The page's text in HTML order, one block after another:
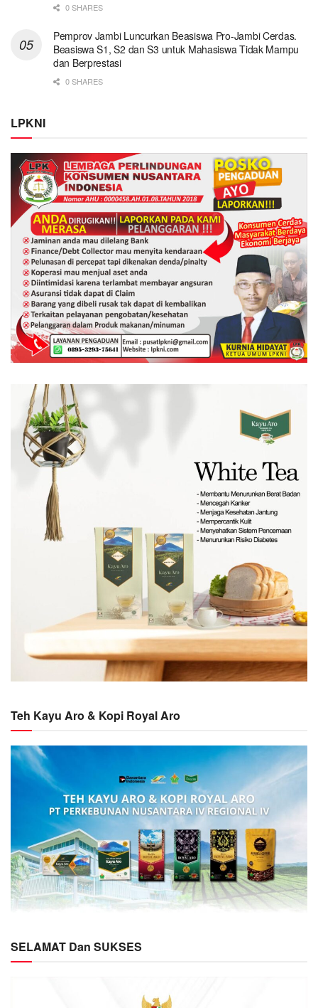
0 SHARES
Pemprov Jambi Luncurkan Beasiswa Pro-Jambi Cerdas.
Beasiswa S1, S2 dan S3 untuk Mahasiswa Tidak Mampu
dan Berprestasi
0 SHARES
LPKNI
Teh Kayu Aro & Kopi Royal Aro
SELAMAT Dan SUKSES